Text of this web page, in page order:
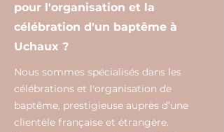
pour l'organisation et la
célébration d'un baptême à
Uchaux ?
Nous sommes spécialisés dans les
célébrations et l'organisation de
baptême, prestigieuse auprès d’une
clientèle française et étrangère.